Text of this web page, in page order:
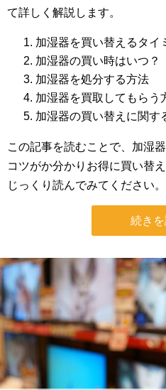
て詳しく解説します。
加湿器を買い替えるタイ
加湿器の買い時はいつ？
加湿器を処分する方法
加湿器を買取してもらう
加湿器の買い替えに関す
この記事を読むことで、加湿
コツがか分かりお得に買い替
じっくり読んでみてください。
続き